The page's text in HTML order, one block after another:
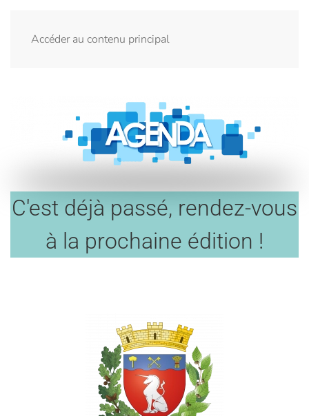
Accéder au contenu principal
C'est déjà passé, rendez-vous
à la prochaine édition !